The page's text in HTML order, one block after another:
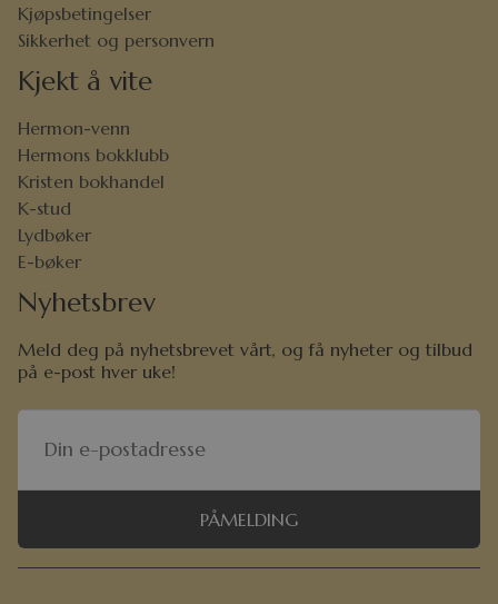
Kjøpsbetingelser
Sikkerhet og personvern
Kjekt å vite
Hermon-venn
Hermons bokklubb
Kristen bokhandel
K-stud
Lydbøker
E-bøker
Nyhetsbrev
Meld deg på nyhetsbrevet vårt, og få nyheter og tilbud
på e-post hver uke!
PÅMELDING